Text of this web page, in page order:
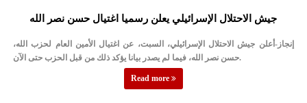
جيش الاحتلال الإسرائيلي يعلن رسميا اغتيال حسن نصر الله
إنجاز-أعلن جيش الاحتلال الإسرائيلي، السبت، عن اغتيال الأمين العام لحزب الله،
حسن نصر الله، فيما لم يصدر بيانا يؤكد ذلك من قبل الحزب حتى الآن.
Read more